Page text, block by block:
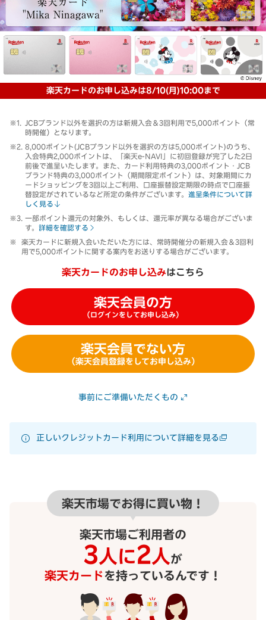
楽天カードのお申し込みは8/10(月)10:00まで
JCBブランド以外を選択の方は新規入会＆3回利用で5,000ポイント（常
時開催）となります。
8,000ポイント(JCBブランド以外を選択の方は5,000ポイント)のうち、
入会特典2,000ポイントは、「楽天e-NAVI」に初回登録が完了した2日
前後で進呈いたします。また、カード利用特典の3,000ポイント・JCB
ブランド特典の3,000ポイント（期間限定ポイント）は、対象期間にカ
ードショッピングを3回以上ご利用、口座振替設定期限の時点で口座振
替設定がされているなど所定の条件がございます。 進呈条件について詳
しく見る
一部ポイント還元の対象外、もしくは、還元率が異なる場合がございま
す。 詳細を確認する
楽天カードに新規入会いただいた方には、常時開催分の新規入会＆3回利
用で5,000ポイントに関する案内をお送りする場合がございます。
楽天カードのお申し込みはこちら
楽天会員の方
（ログインをしてお申し込み）
楽天会員でない方
（楽天会員登録をしてお申し込み）
事前にご準備いただくもの
正しいクレジットカード利用について詳細を見る
楽天市場でお得に買い物！
楽天市場ご利用者の
3人に2人 が
楽天カード を持っているんです！